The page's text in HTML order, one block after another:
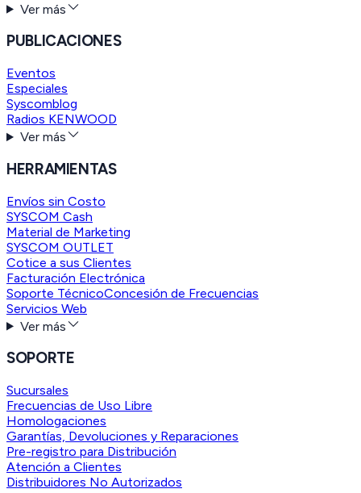
Ver más
PUBLICACIONES
Eventos
Especiales
Syscomblog
Radios KENWOOD
Ver más
HERRAMIENTAS
Envíos sin Costo
SYSCOM Cash
Material de Marketing
SYSCOM OUTLET
Cotice a sus Clientes
Facturación Electrónica
Soporte TécnicoConcesión de Frecuencias
Servicios Web
Ver más
SOPORTE
Sucursales
Frecuencias de Uso Libre
Homologaciones
Garantías, Devoluciones y Reparaciones
Pre-registro para Distribución
Atención a Clientes
Distribuidores No Autorizados